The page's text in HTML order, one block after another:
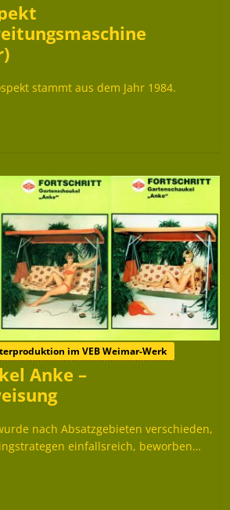
stammt aus dem Jahr 1984.
im VEB Weimar-Werk
Anke –
nach Absatzgebieten verschieden,
einfallsreich, beworben…